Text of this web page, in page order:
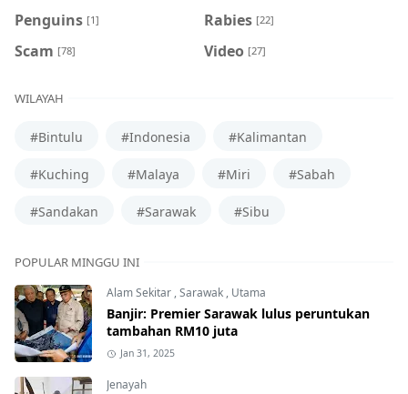
Penguins [1] Rabies [22]
Scam [78] Video [27]
WILAYAH
#Bintulu #Indonesia #Kalimantan
#Kuching #Malaya #Miri #Sabah
#Sandakan #Sarawak #Sibu
POPULAR MINGGU INI
Alam Sekitar,Sarawak, Utama
Banjir: Premier Sarawak lulus peruntukan
tambahan RM10 juta
Jan 31, 2025
Jenayah